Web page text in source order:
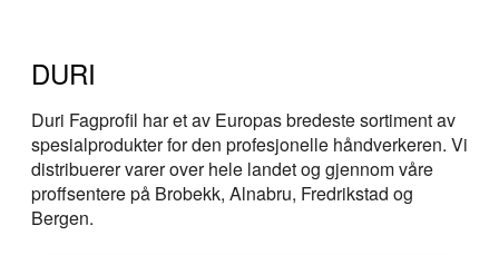
DURI
Duri Fagprofil har et av Europas bredeste sortiment av
spesialprodukter for den profesjonelle håndverkeren. Vi
distribuerer varer over hele landet og gjennom våre
proffsentere på Brobekk, Alnabru, Fredrikstad og
Bergen.